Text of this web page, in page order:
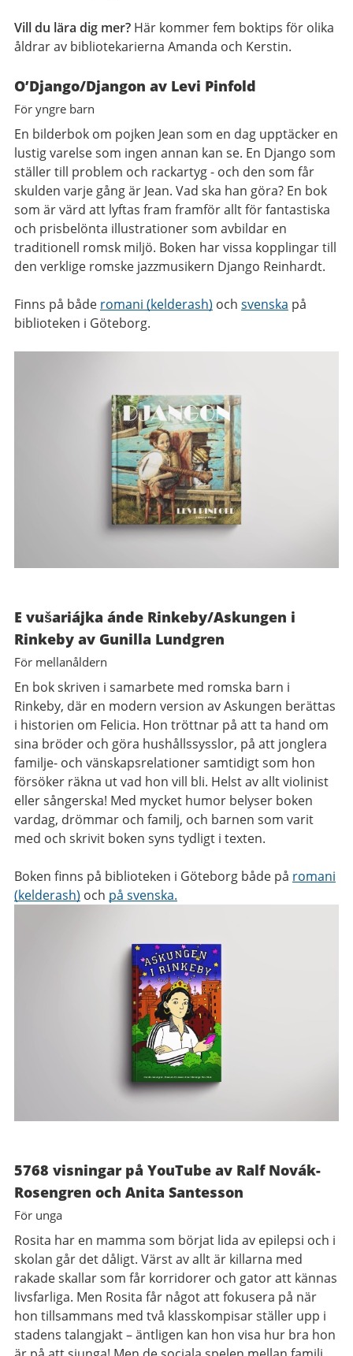
Vill du lära dig mer? Här kommer fem boktips för olika
åldrar av bibliotekarierna Amanda och Kerstin.
O’Django/Djangon av Levi Pinfold
För yngre barn
En bilderbok om pojken Jean som en dag upptäcker en
lustig varelse som ingen annan kan se. En Django som
ställer till problem och rackartyg - och den som får
skulden varje gång är Jean. Vad ska han göra? En bok
som är värd att lyftas fram framför allt för fantastiska
och prisbelönta illustrationer som avbildar en
traditionell romsk miljö. Boken har vissa kopplingar till
den verklige romske jazzmusikern Django Reinhardt.
Finns på både romani (kelderash) och svenska på
biblioteken i Göteborg.
E vušariájka ánde Rinkeby/Askungen i
Rinkeby av Gunilla Lundgren
För mellanåldern
En bok skriven i samarbete med romska barn i
Rinkeby, där en modern version av Askungen berättas
i historien om Felicia. Hon tröttnar på att ta hand om
sina bröder och göra hushållssysslor, på att jonglera
familje- och vänskapsrelationer samtidigt som hon
försöker räkna ut vad hon vill bli. Helst av allt violinist
eller sångerska! Med mycket humor belyser boken
vardag, drömmar och familj, och barnen som varit
med och skrivit boken syns tydligt i texten.
Boken finns på biblioteken i Göteborg både på romani
(kelderash) och på svenska.
5768 visningar på YouTube av Ralf Novák-
Rosengren och Anita Santesson
För unga
Rosita har en mamma som börjat lida av epilepsi och i
skolan går det dåligt. Värst av allt är killarna med
rakade skallar som får korridorer och gator att kännas
livsfarliga. Men Rosita får något att fokusera på när
hon tillsammans med två klasskompisar ställer upp i
stadens talangjakt – äntligen kan hon visa hur bra hon